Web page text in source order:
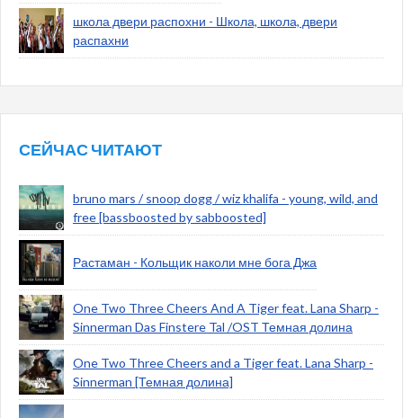
школа двери распохни - Школа, школа, двери
распахни
СЕЙЧАС ЧИТАЮТ
bruno mars / snoop dogg / wiz khalifa - young, wild, and
free [bassboosted by sabboosted]
Растаман - Кольщик наколи мне бога Джа
One Two Three Cheers And A Tiger feat. Lana Sharp -
Sinnerman Das Finstere Tal /OST Темная долина
One Two Three Cheers and a Tiger feat. Lana Sharp -
Sinnerman [Темная долина]